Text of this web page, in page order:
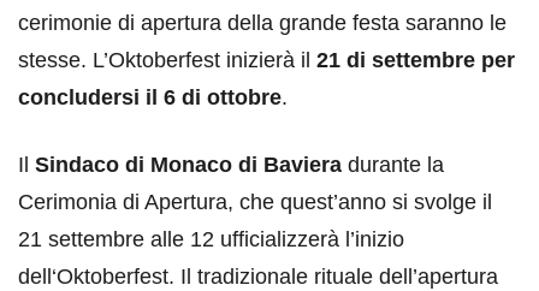
cerimonie di apertura della grande festa saranno le
stesse. L’Oktoberfest inizierà il 21 di settembre per
concludersi il 6 di ottobre.
Il Sindaco di Monaco di Baviera durante la
Cerimonia di Apertura, che quest’anno si svolge il
21 settembre alle 12 ufficializzerà l’inizio
dell‘Oktoberfest. Il tradizionale rituale dell’apertura